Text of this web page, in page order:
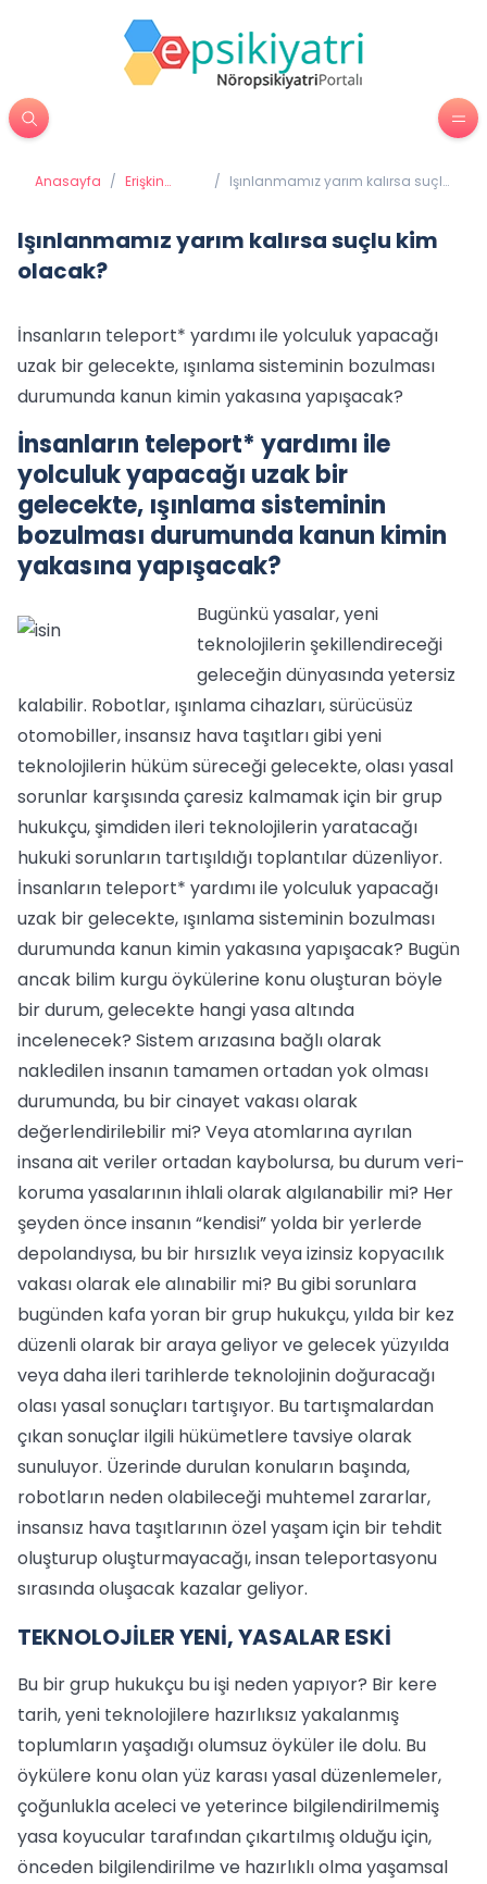
Anasayfa / Erişkin
/ Işınlanmamız yarım kalırsa suçlu
Işınlanmamız yarım kalırsa suçlu kim
olacak?
İnsanların teleport* yardımı ile yolculuk yapacağı
uzak bir gelecekte, ışınlama sisteminin bozulması
durumunda kanun kimin yakasına yapışacak?
İnsanların teleport* yardımı ile
yolculuk yapacağı uzak bir
gelecekte, ışınlama sisteminin
bozulması durumunda kanun kimin
yakasına yapışacak?
Bugünkü yasalar, yeni
teknolojilerin şekillendireceği
geleceğin dünyasında yetersiz
kalabilir. Robotlar, ışınlama cihazları, sürücüsüz
otomobiller, insansız hava taşıtları gibi yeni
teknolojilerin hüküm süreceği gelecekte, olası yasal
sorunlar karşısında çaresiz kalmamak için bir grup
hukukçu, şimdiden ileri teknolojilerin yaratacağı
hukuki sorunların tartışıldığı toplantılar düzenliyor.
İnsanların teleport* yardımı ile yolculuk yapacağı
uzak bir gelecekte, ışınlama sisteminin bozulması
durumunda kanun kimin yakasına yapışacak? Bugün
ancak bilim kurgu öykülerine konu oluşturan böyle
bir durum, gelecekte hangi yasa altında
incelenecek? Sistem arızasına bağlı olarak
nakledilen insanın tamamen ortadan yok olması
durumunda, bu bir cinayet vakası olarak
değerlendirilebilir mi? Veya atomlarına ayrılan
insana ait veriler ortadan kaybolursa, bu durum veri-
koruma yasalarının ihlali olarak algılanabilir mi? Her
şeyden önce insanın “kendisi” yolda bir yerlerde
depolandıysa, bu bir hırsızlık veya izinsiz kopyacılık
vakası olarak ele alınabilir mi? Bu gibi sorunlara
bugünden kafa yoran bir grup hukukçu, yılda bir kez
düzenli olarak bir araya geliyor ve gelecek yüzyılda
veya daha ileri tarihlerde teknolojinin doğuracağı
olası yasal sonuçları tartışıyor. Bu tartışmalardan
çıkan sonuçlar ilgili hükümetlere tavsiye olarak
sunuluyor. Üzerinde durulan konuların başında,
robotların neden olabileceği muhtemel zararlar,
insansız hava taşıtlarının özel yaşam için bir tehdit
oluşturup oluşturmayacağı, insan teleportasyonu
sırasında oluşacak kazalar geliyor.
TEKNOLOJİLER YENİ, YASALAR ESKİ
Bu bir grup hukukçu bu işi neden yapıyor? Bir kere
tarih, yeni teknolojilere hazırlıksız yakalanmış
toplumların yaşadığı olumsuz öyküler ile dolu. Bu
öykülere konu olan yüz karası yasal düzenlemeler,
çoğunlukla aceleci ve yeterince bilgilendirilmemiş
yasa koyucular tarafından çıkartılmış olduğu için,
önceden bilgilendirilme ve hazırlıklı olma yaşamsal